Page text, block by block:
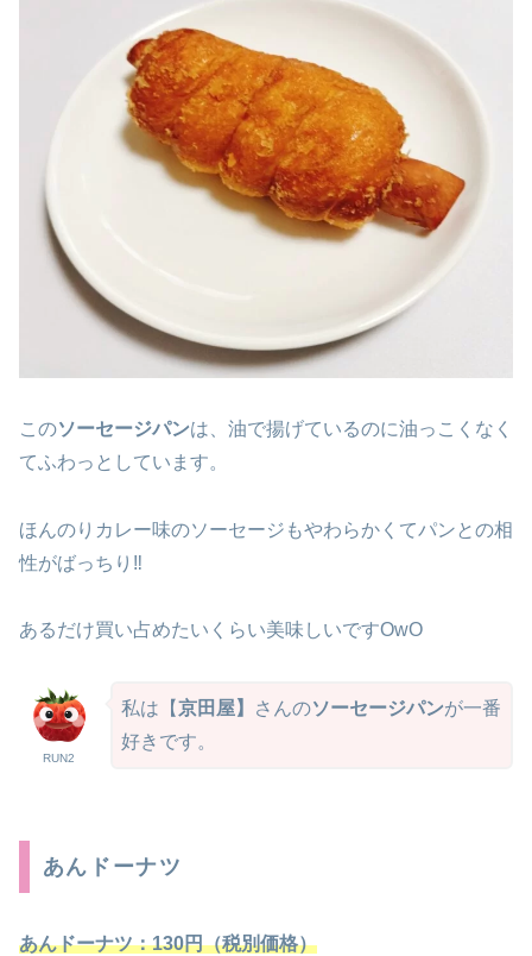
このソーセージパンは、油で揚げているのに油っこくなく
てふわっとしています。
ほんのりカレー味のソーセージもやわらかくてパンとの相
性がばっちり‼
あるだけ買い占めたいくらい美味しいですOwO
RUN2
私は【京田屋】 さんのソーセージパンが一番
好きです。
あんドーナツ
あんドーナツ：130円（税別価格）